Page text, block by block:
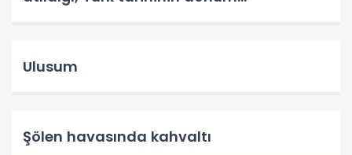
Ulusum
Şölen havasında kahvaltı